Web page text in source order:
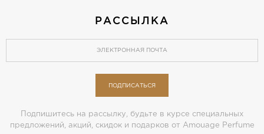
РАССЫЛКА
ПОДПИСАТЬСЯ
Подпишитесь на рассылку, будьте в курсе специальных
предложений, акций, скидок и подарков от Amouage Perfume